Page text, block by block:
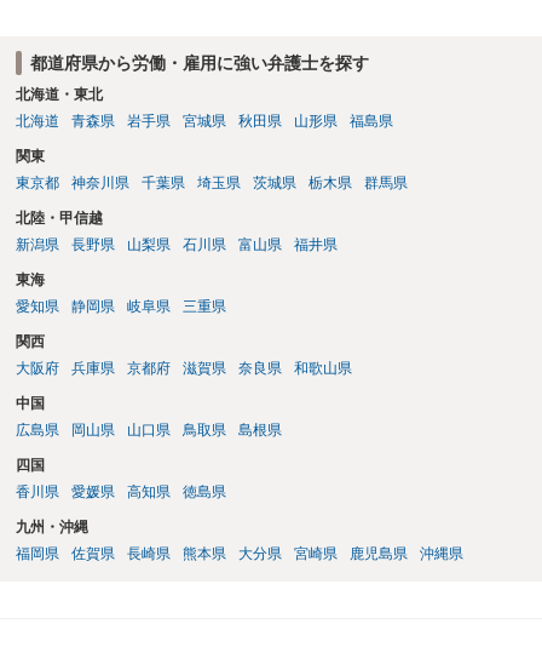
都道府県から労働・雇用に強い弁護士を探す
北海道・東北
北海道
青森県 岩手県 宮城県 秋田県 山形県 福島県
関東
東京都
神奈川県 千葉県 埼玉県 茨城県 栃木県 群馬県
北陸・甲信越
新潟県
長野県 山梨県 石川県 富山県 福井県
東海
愛知県
静岡県 岐阜県 三重県
関西
大阪府
兵庫県 京都府 滋賀県 奈良県 和歌山県
中国
広島県
岡山県 山口県 鳥取県 島根県
四国
香川県
愛媛県 高知県 徳島県
九州・沖縄
福岡県
佐賀県 長崎県 熊本県 大分県 宮崎県 鹿児島県 沖縄県